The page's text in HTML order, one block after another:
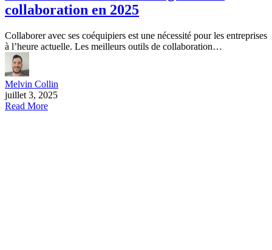
collaboration en 2025
Collaborer avec ses coéquipiers est une nécessité pour les entreprises
à l’heure actuelle. Les meilleurs outils de collaboration…
Melvin Collin
juillet 3, 2025
Read More